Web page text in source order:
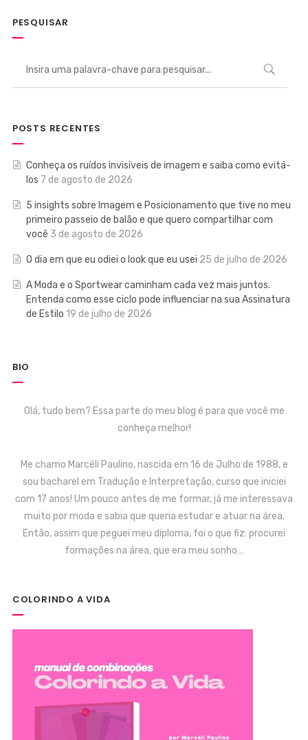
PESQUISAR
POSTS RECENTES
Conheça os ruídos invisíveis de imagem e saiba como evitá-
los 7 de agosto de 2026
5 insights sobre Imagem e Posicionamento que tive no meu
primeiro passeio de balão e que quero compartilhar com
você 3 de agosto de 2026
O dia em que eu odiei o look que eu usei 25 de julho de 2026
A Moda e o Sportwear caminham cada vez mais juntos.
Entenda como esse ciclo pode influenciar na sua Assinatura
de Estilo 19 de julho de 2026
BIO
Olá, tudo bem? Essa parte do meu blog é para que você me
conheça melhor!
Me chamo Marcéli Paulino, nascida em 16 de Julho de 1988, e
sou bacharel em Tradução e Interpretação, curso que iniciei
com 17 anos! Um pouco antes de me formar, já me interessava
muito por moda e sabia que queria estudar e atuar na área.
Então, assim que peguei meu diploma, foi o que fiz: procurei
formações na área, que era meu sonho…
COLORINDO A VIDA